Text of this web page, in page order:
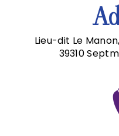
Lieu-dit Le
39310